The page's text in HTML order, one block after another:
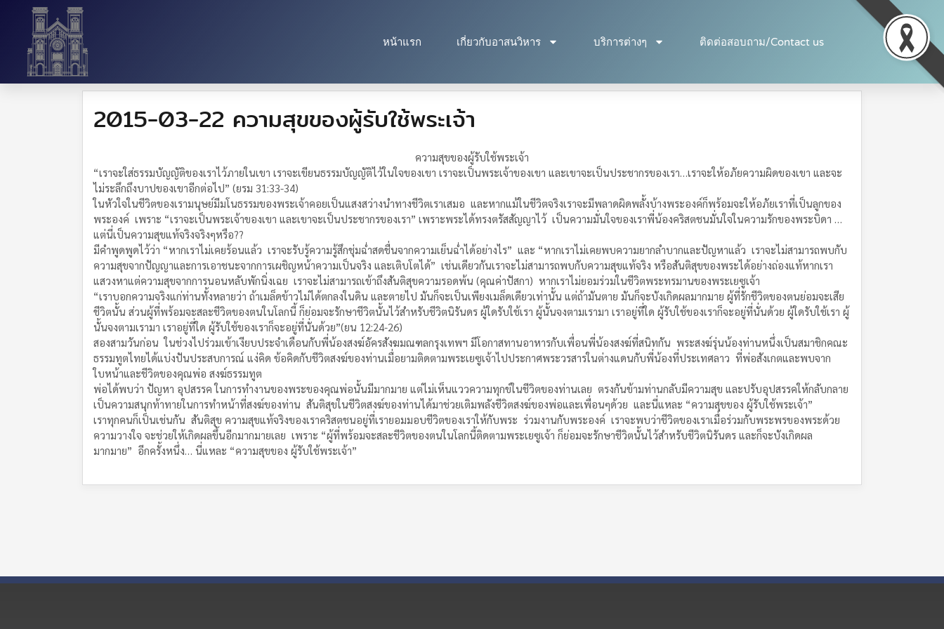
หน้าแรก เกี่ยวกับอาสนวิหาร บริการต่างๆ ติดต่อสอบถาม/Contact us
2015-03-22 ความสุขของผู้รับใช้พระเจ้า
ความสุขของผู้รับใช้พระเจ้า
“เราจะใส่ธรรมบัญญัติของเราไว้ภายในเขา เราจะเขียนธรรมบัญญัติไว้ในใจของเขา เราจะเป็นพระเจ้าของเขา และเขาจะเป็นประชากรของเรา…เราจะให้อภัยความผิดของเขา และจะ
ไม่ระลึกถึงบาปของเขาอีกต่อไป” (ยรม 31:33-34)
ในหัวใจในชีวิตของเรามนุษย์มีมโนธรรมของพระเจ้าคอยเป็นแสงสว่างนำทางชีวิตเราเสมอ และหากแม้ในชีวิตจริงเราจะมีพลาดผิดพลั้งบ้างพระองค์ก็พร้อมจะให้อภัยเราที่เป็นลูกของ
พระองค์ เพราะ “เราจะเป็นพระเจ้าของเขา และเขาจะเป็นประชากรของเรา” เพราะพระได้ทรงตรัสสัญญาไว้ เป็นความมั่นใจของเราพี่น้องคริสตชนมั่นใจในความรักของพระบิดา …
แต่นี่เป็นความสุขแท้จริงจริงๆหรือ??
มีคำพูดพูดไว้ว่า “หากเราไม่เคยร้อนแล้ว เราจะรับรู้ความรู้สึกชุ่มฉ่ำสดชื่นจากความเย็นฉ่ำได้อย่างไร” และ “หากเราไม่เคยพบความยากลำบากและปัญหาแล้ว เราจะไม่สามารถพบกับ
ความสุขจากปัญญาและการเอาชนะจากการเผชิญหน้าความเป็นจริง และเติบโตได้” เช่นเดียวกันเราจะไม่สามารถพบกับความสุขแท้จริง หรือสันติสุขของพระได้อย่างถ่องแท้หากเรา
แสวงหาแต่ความสุขจากการนอนหลับพักนิ่งเฉย เราจะไม่สามารถเข้าถึงสันติสุขความรอดพ้น (คุณค่าปัสกา) หากเราไม่ยอมร่วมในชีวิตพระทรมานของพระเยซูเจ้า
“เราบอกความจริงแก่ท่านทั้งหลายว่า ถ้าเมล็ดข้าวไม่ได้ตกลงในดิน และตายไป มันก็จะเป็นเพียงเมล็ดเดียวเท่านั้น แต่ถ้ามันตาย มันก็จะบังเกิดผลมากมาย ผู้ที่รักชีวิตของตนย่อมจะเสีย
ชีวิตนั้น ส่วนผู้ที่พร้อมจะสละชีวิตของตนในโลกนี้ ก็ย่อมจะรักษาชีวิตนั้นไว้สำหรับชีวิตนิรันดร ผู้ใดรับใช้เรา ผู้นั้นจงตามเรามา เราอยู่ที่ใด ผู้รับใช้ของเราก็จะอยู่ที่นั่นด้วย ผู้ใดรับใช้เรา ผู้
นั้นจงตามเรามา เราอยู่ที่ใด ผู้รับใช้ของเราก็จะอยู่ที่นั่นด้วย”(ยน 12:24-26)
สองสามวันก่อน ในช่วงไปร่วมเข้าเงียบประจำเดือนกับพี่น้องสงฆ์อัครสังฆมณฑลกรุงเทพฯ มีโอกาสทานอาหารกับเพื่อนพี่น้องสงฆ์ที่สนิทกัน พระสงฆ์รุ่นน้องท่านหนึ่งเป็นสมาชิกคณะ
ธรรมทูตไทยได้แบ่งปันประสบการณ์ แง่คิด ข้อคิดกับชีวิตสงฆ์ของท่านเมื่อยามติดตามพระเยซูเจ้าไปประกาศพระวรสารในต่างแดนกับพี่น้องที่ประเทศลาว ที่พ่อสังเกตและพบจาก
ใบหน้าและชีวิตของคุณพ่อ สงฆ์ธรรมทูต
พ่อได้พบว่า ปัญหา อุปสรรค ในการทำงานของพระของคุณพ่อนั้นมีมากมาย แต่ไม่เห็นแววความทุกข์ในชีวิตของท่านเลย ตรงกันข้ามท่านกลับมีความสุข และปรับอุปสรรคให้กลับกลาย
เป็นความสนุกท้าทายในการทำหน้าที่สงฆ์ของท่าน สันติสุขในชีวิตสงฆ์ของท่านได้มาช่วยเติมพลังชีวิตสงฆ์ของพ่อและเพื่อนๆด้วย และนี่แหละ “ความสุขของ ผู้รับใช้พระเจ้า”
เราทุกคนก็เป็นเช่นกัน สันติสุข ความสุขแท้จริงของเราคริสตชนอยู่ที่เรายอมมอบชีวิตของเราให้กับพระ ร่วมงานกับพระองค์ เราจะพบว่าชีวิตของเราเมื่อร่วมกับพระพรของพระด้วย
ความวางใจ จะช่วยให้เกิดผลขึ้นอีกมากมายเลย เพราะ “ผู้ที่พร้อมจะสละชีวิตของตนในโลกนี้ติดตามพระเยซูเจ้า ก็ย่อมจะรักษาชีวิตนั้นไว้สำหรับชีวิตนิรันดร และก็จะบังเกิดผล
มากมาย” อีกครั้งหนึ่ง… นี่แหละ “ความสุขของ ผู้รับใช้พระเจ้า”